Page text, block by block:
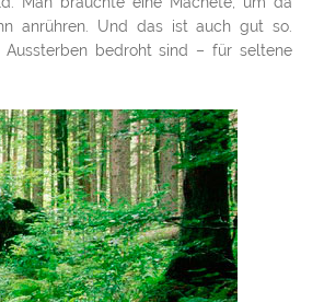
anrühren. Und das ist auch gut so.
bedroht sind – für seltene